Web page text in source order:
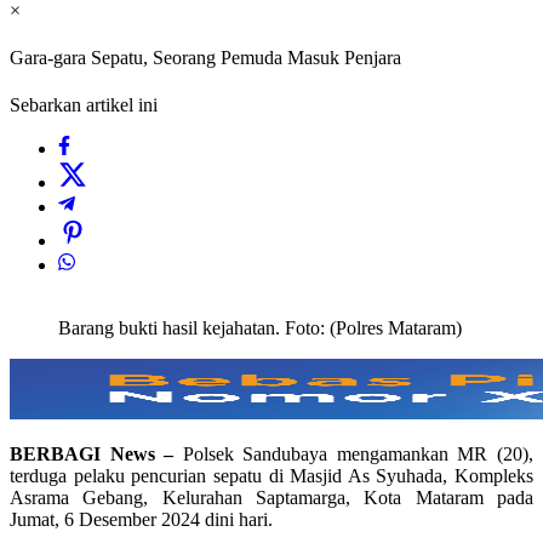
×
Gara-gara Sepatu, Seorang Pemuda Masuk Penjara
Sebarkan artikel ini
Barang bukti hasil kejahatan. Foto: (Polres Mataram)
BERBAGI News – Polsek Sandubaya mengamankan MR (20),
terduga pelaku pencurian sepatu di Masjid As Syuhada, Kompleks
Asrama Gebang, Kelurahan Saptamarga, Kota Mataram pada
Jumat, 6 Desember 2024 dini hari.